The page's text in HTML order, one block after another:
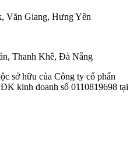
Văn Giang, Hưng Yên
Thanh Khê, Đà Nẵng
sở hữu của Công ty cổ phẩn
kinh doanh số 0110819698 tại